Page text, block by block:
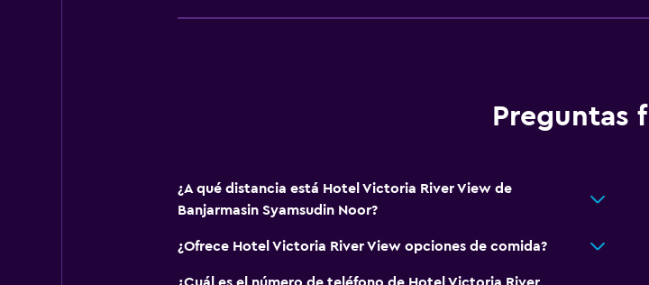
Preguntas
¿A qué distancia está Hotel Victoria River View de
Banjarmasin Syamsudin Noor?
¿Ofrece Hotel Victoria River View opciones de comida?